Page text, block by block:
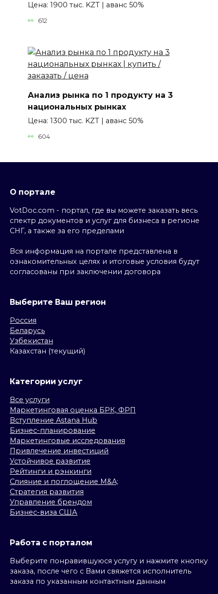
Цена: 1900 тыс. KZT | аванс 50%
612
Анализ рынка по 1 продукту на 3
национальных рынках
Цена: 1300 тыс. KZT | аванс 50%
604
О портале
VotDoc.com - портал, где вы можете заказать весь
спектр документов и услуг для бизнеса в регионе
СНГ, а также за его пределами
Вся информация на портале представлена в
ознакомительных целях и итоговые условия будут
согласованы при заключении договора
Выберите Ваш регион
Россия
Беларусь
Узбекистан
Казахстан (текущий)
Категории услуг
Все услуги
Маркетинговая оценка БРК, ФРП
Вступление Astana Hub
Бизнес-планирование
Маркетинговые исследования
Привлечение инвестиций
Устойчивое развитие
Рейтинги и рэнкинги
Слияние и поглощение M&A;
Стратегия развития
Управление брендом
Бизнес-виза США
Работа с порталом
Выберите понравившуюся услугу и нажмите кнопку
заказа, после чего с Вами свяжется исполнитель
заказа по указанным контактным данным